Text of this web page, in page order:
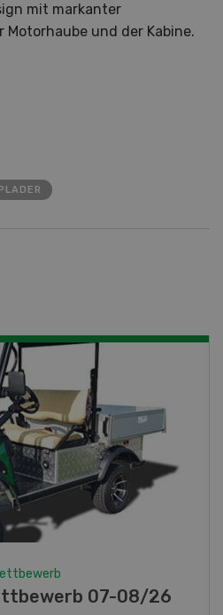
mit markanter
und der Kabine.
26